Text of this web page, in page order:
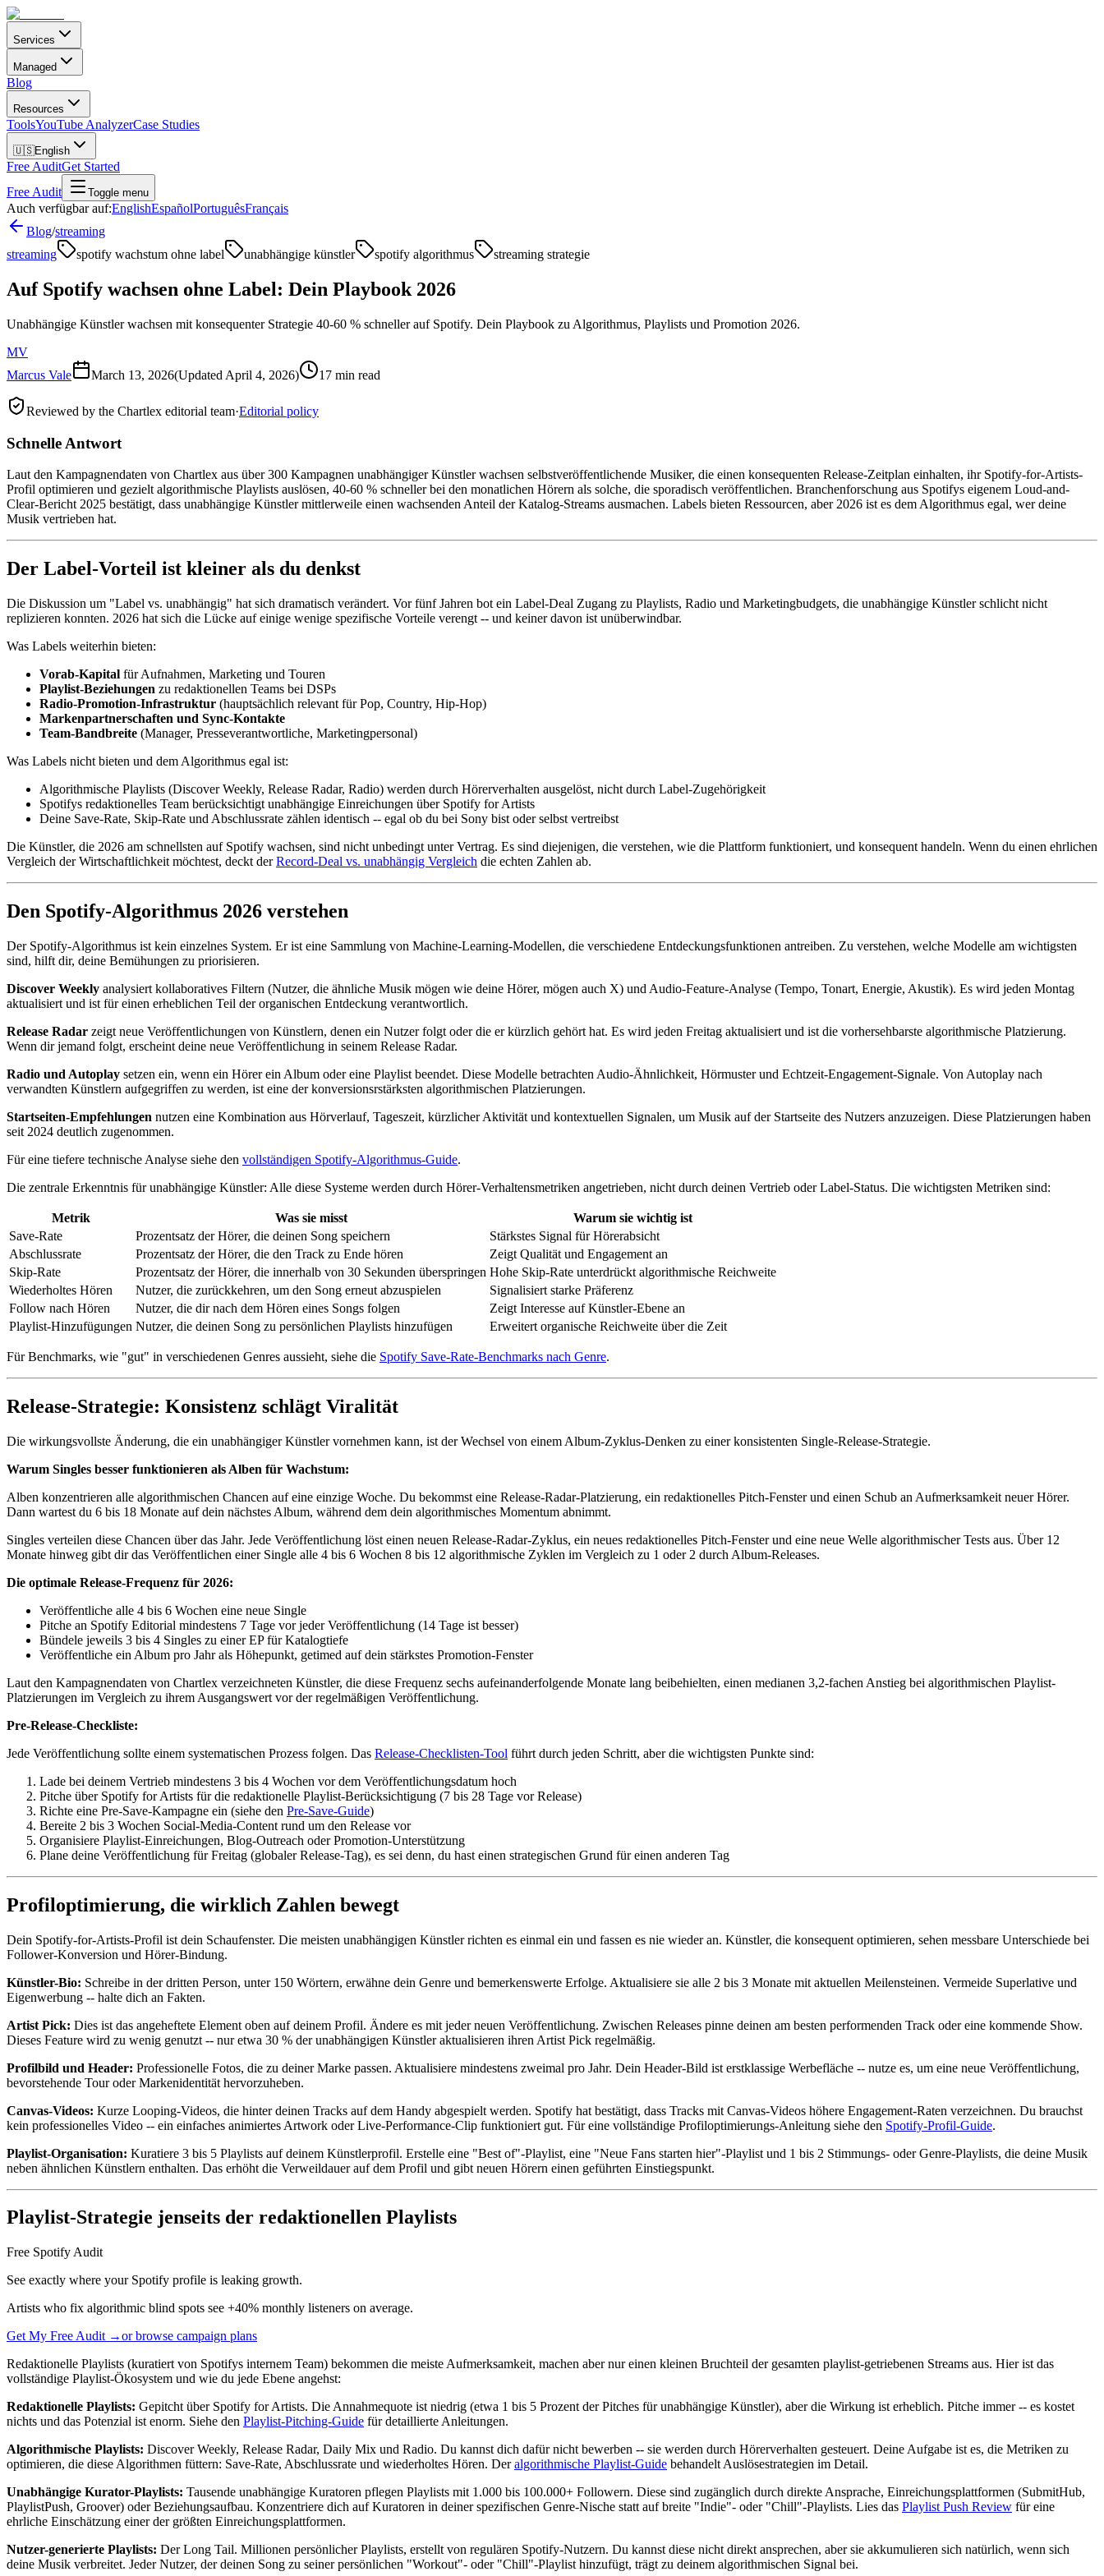
Services
Managed
Blog
Resources
ToolsYouTube AnalyzerCase Studies
🇺🇸English
Free AuditGet Started
Free Audit
Toggle menu
Auch verfügbar auf:EnglishEspañolPortuguêsFrançais
Blog/streaming
streaming
spotify wachstum ohne label unabhängige künstler spotify algorithmus streaming strategie
Auf Spotify wachsen ohne Label: Dein Playbook 2026
Unabhängige Künstler wachsen mit konsequenter Strategie 40-60 % schneller auf Spotify. Dein Playbook zu Algorithmus, Playlists und Promotion 2026.
MV
Marcus Vale
March 13, 2026(Updated April 4, 2026) 17 min read
Reviewed by the Chartlex editorial team·Editorial policy
Schnelle Antwort
Laut den Kampagnendaten von Chartlex aus über 300 Kampagnen unabhängiger Künstler wachsen selbstveröffentlichende Musiker, die einen konsequenten Release-Zeitplan einhalten, ihr Spotify-for-Artists-
Profil optimieren und gezielt algorithmische Playlists auslösen, 40-60 % schneller bei den monatlichen Hörern als solche, die sporadisch veröffentlichen. Branchenforschung aus Spotifys eigenem Loud-and-
Clear-Bericht 2025 bestätigt, dass unabhängige Künstler mittlerweile einen wachsenden Anteil der Katalog-Streams ausmachen. Labels bieten Ressourcen, aber 2026 ist es dem Algorithmus egal, wer deine
Musik vertrieben hat.
Der Label-Vorteil ist kleiner als du denkst
Die Diskussion um "Label vs. unabhängig" hat sich dramatisch verändert. Vor fünf Jahren bot ein Label-Deal Zugang zu Playlists, Radio und Marketingbudgets, die unabhängige Künstler schlicht nicht
replizieren konnten. 2026 hat sich die Lücke auf einige wenige spezifische Vorteile verengt -- und keiner davon ist unüberwindbar.
Was Labels weiterhin bieten:
Vorab-Kapital für Aufnahmen, Marketing und Touren
Playlist-Beziehungen zu redaktionellen Teams bei DSPs
Radio-Promotion-Infrastruktur (hauptsächlich relevant für Pop, Country, Hip-Hop)
Markenpartnerschaften und Sync-Kontakte
Team-Bandbreite (Manager, Presseverantwortliche, Marketingpersonal)
Was Labels nicht bieten und dem Algorithmus egal ist:
Algorithmische Playlists (Discover Weekly, Release Radar, Radio) werden durch Hörerverhalten ausgelöst, nicht durch Label-Zugehörigkeit
Spotifys redaktionelles Team berücksichtigt unabhängige Einreichungen über Spotify for Artists
Deine Save-Rate, Skip-Rate und Abschlussrate zählen identisch -- egal ob du bei Sony bist oder selbst vertreibst
Die Künstler, die 2026 am schnellsten auf Spotify wachsen, sind nicht unbedingt unter Vertrag. Es sind diejenigen, die verstehen, wie die Plattform funktioniert, und konsequent handeln. Wenn du einen ehrlichen
Vergleich der Wirtschaftlichkeit möchtest, deckt derRecord-Deal vs. unabhängig Vergleich die echten Zahlen ab.
Den Spotify-Algorithmus 2026 verstehen
Der Spotify-Algorithmus ist kein einzelnes System. Er ist eine Sammlung von Machine-Learning-Modellen, die verschiedene Entdeckungsfunktionen antreiben. Zu verstehen, welche Modelle am wichtigsten
sind, hilft dir, deine Bemühungen zu priorisieren.
Discover Weekly analysiert kollaboratives Filtern (Nutzer, die ähnliche Musik mögen wie deine Hörer, mögen auch X) und Audio-Feature-Analyse (Tempo, Tonart, Energie, Akustik). Es wird jeden Montag
aktualisiert und ist für einen erheblichen Teil der organischen Entdeckung verantwortlich.
Release Radar zeigt neue Veröffentlichungen von Künstlern, denen ein Nutzer folgt oder die er kürzlich gehört hat. Es wird jeden Freitag aktualisiert und ist die vorhersehbarste algorithmische Platzierung.
Wenn dir jemand folgt, erscheint deine neue Veröffentlichung in seinem Release Radar.
Radio und Autoplay setzen ein, wenn ein Hörer ein Album oder eine Playlist beendet. Diese Modelle betrachten Audio-Ähnlichkeit, Hörmuster und Echtzeit-Engagement-Signale. Von Autoplay nach
verwandten Künstlern aufgegriffen zu werden, ist eine der konversionsrstärksten algorithmischen Platzierungen.
Startseiten-Empfehlungen nutzen eine Kombination aus Hörverlauf, Tageszeit, kürzlicher Aktivität und kontextuellen Signalen, um Musik auf der Startseite des Nutzers anzuzeigen. Diese Platzierungen haben
seit 2024 deutlich zugenommen.
Für eine tiefere technische Analyse siehe den vollständigen Spotify-Algorithmus-Guide.
Die zentrale Erkenntnis für unabhängige Künstler: Alle diese Systeme werden durch Hörer-Verhaltensmetriken angetrieben, nicht durch deinen Vertrieb oder Label-Status. Die wichtigsten Metriken sind:
Metrik Was sie misst
Warum sie wichtig ist
Save-Rate
Prozentsatz der Hörer, die deinen Song speichern
Stärkstes Signal für Hörerabsicht
Abschlussrate
Prozentsatz der Hörer, die den Track zu Ende hören
Zeigt Qualität und Engagement an
Skip-Rate
Prozentsatz der Hörer, die innerhalb von 30 Sekunden überspringen Hohe Skip-Rate unterdrückt algorithmische Reichweite
Wiederholtes Hören
Nutzer, die zurückkehren, um den Song erneut abzuspielen
Signalisiert starke Präferenz
Follow nach Hören
Nutzer, die dir nach dem Hören eines Songs folgen
Zeigt Interesse auf Künstler-Ebene an
Playlist-Hinzufügungen Nutzer, die deinen Song zu persönlichen Playlists hinzufügen Erweitert organische Reichweite über die Zeit
Für Benchmarks, wie "gut" in verschiedenen Genres aussieht, siehe die Spotify Save-Rate-Benchmarks nach Genre.
Release-Strategie: Konsistenz schlägt Viralität
Die wirkungsvollste Änderung, die ein unabhängiger Künstler vornehmen kann, ist der Wechsel von einem Album-Zyklus-Denken zu einer konsistenten Single-Release-Strategie.
Warum Singles besser funktionieren als Alben für Wachstum:
Alben konzentrieren alle algorithmischen Chancen auf eine einzige Woche. Du bekommst eine Release-Radar-Platzierung, ein redaktionelles Pitch-Fenster und einen Schub an Aufmerksamkeit neuer Hörer.
Dann wartest du 6 bis 18 Monate auf dein nächstes Album, während dem dein algorithmisches Momentum abnimmt.
Singles verteilen diese Chancen über das Jahr. Jede Veröffentlichung löst einen neuen Release-Radar-Zyklus, ein neues redaktionelles Pitch-Fenster und eine neue Welle algorithmischer Tests aus. Über 12
Monate hinweg gibt dir das Veröffentlichen einer Single alle 4 bis 6 Wochen 8 bis 12 algorithmische Zyklen im Vergleich zu 1 oder 2 durch Album-Releases.
Die optimale Release-Frequenz für 2026:
Veröffentliche alle 4 bis 6 Wochen eine neue Single
Pitche an Spotify Editorial mindestens 7 Tage vor jeder Veröffentlichung (14 Tage ist besser)
Bündele jeweils 3 bis 4 Singles zu einer EP für Katalogtiefe
Veröffentliche ein Album pro Jahr als Höhepunkt, getimed auf dein stärkstes Promotion-Fenster
Laut den Kampagnendaten von Chartlex verzeichneten Künstler, die diese Frequenz sechs aufeinanderfolgende Monate lang beibehielten, einen medianen 3,2-fachen Anstieg bei algorithmischen Playlist-
Platzierungen im Vergleich zu ihrem Ausgangswert vor der regelmäßigen Veröffentlichung.
Pre-Release-Checkliste:
Jede Veröffentlichung sollte einem systematischen Prozess folgen. Das Release-Checklisten-Tool führt durch jeden Schritt, aber die wichtigsten Punkte sind:
Lade bei deinem Vertrieb mindestens 3 bis 4 Wochen vor dem Veröffentlichungsdatum hoch
Pitche über Spotify for Artists für die redaktionelle Playlist-Berücksichtigung (7 bis 28 Tage vor Release)
Richte eine Pre-Save-Kampagne ein (siehe den Pre-Save-Guide)
Bereite 2 bis 3 Wochen Social-Media-Content rund um den Release vor
Organisiere Playlist-Einreichungen, Blog-Outreach oder Promotion-Unterstützung
Plane deine Veröffentlichung für Freitag (globaler Release-Tag), es sei denn, du hast einen strategischen Grund für einen anderen Tag
Profiloptimierung, die wirklich Zahlen bewegt
Dein Spotify-for-Artists-Profil ist dein Schaufenster. Die meisten unabhängigen Künstler richten es einmal ein und fassen es nie wieder an. Künstler, die konsequent optimieren, sehen messbare Unterschiede bei
Follower-Konversion und Hörer-Bindung.
Künstler-Bio: Schreibe in der dritten Person, unter 150 Wörtern, erwähne dein Genre und bemerkenswerte Erfolge. Aktualisiere sie alle 2 bis 3 Monate mit aktuellen Meilensteinen. Vermeide Superlative und
Eigenwerbung -- halte dich an Fakten.
Artist Pick: Dies ist das angeheftete Element oben auf deinem Profil. Ändere es mit jeder neuen Veröffentlichung. Zwischen Releases pinne deinen am besten performenden Track oder eine kommende Show.
Dieses Feature wird zu wenig genutzt -- nur etwa 30 % der unabhängigen Künstler aktualisieren ihren Artist Pick regelmäßig.
Profilbild und Header: Professionelle Fotos, die zu deiner Marke passen. Aktualisiere mindestens zweimal pro Jahr. Dein Header-Bild ist erstklassige Werbefläche -- nutze es, um eine neue Veröffentlichung,
bevorstehende Tour oder Markenidentität hervorzuheben.
Canvas-Videos: Kurze Looping-Videos, die hinter deinen Tracks auf dem Handy abgespielt werden. Spotify hat bestätigt, dass Tracks mit Canvas-Videos höhere Engagement-Raten verzeichnen. Du brauchst
kein professionelles Video -- ein einfaches animiertes Artwork oder Live-Performance-Clip funktioniert gut. Für eine vollständige Profiloptimierungs-Anleitung siehe den Spotify-Profil-Guide.
Playlist-Organisation: Kuratiere 3 bis 5 Playlists auf deinem Künstlerprofil. Erstelle eine "Best of"-Playlist, eine "Neue Fans starten hier"-Playlist und 1 bis 2 Stimmungs- oder Genre-Playlists, die deine Musik
neben ähnlichen Künstlern enthalten. Das erhöht die Verweildauer auf dem Profil und gibt neuen Hörern einen geführten Einstiegspunkt.
Playlist-Strategie jenseits der redaktionellen Playlists
Free Spotify Audit
See exactly where your Spotify profile is leaking growth.
Artists who fix algorithmic blind spots see +40% monthly listeners on average.
Get My Free Audit →or browse campaign plans
Redaktionelle Playlists (kuratiert von Spotifys internem Team) bekommen die meiste Aufmerksamkeit, machen aber nur einen kleinen Bruchteil der gesamten playlist-getriebenen Streams aus. Hier ist das
vollständige Playlist-Ökosystem und wie du jede Ebene angehst:
Redaktionelle Playlists: Gepitcht über Spotify for Artists. Die Annahmequote ist niedrig (etwa 1 bis 5 Prozent der Pitches für unabhängige Künstler), aber die Wirkung ist erheblich. Pitche immer -- es kostet
nichts und das Potenzial ist enorm. Siehe den Playlist-Pitching-Guide für detaillierte Anleitungen.
Algorithmische Playlists: Discover Weekly, Release Radar, Daily Mix und Radio. Du kannst dich dafür nicht bewerben -- sie werden durch Hörerverhalten gesteuert. Deine Aufgabe ist es, die Metriken zu
optimieren, die diese Algorithmen füttern: Save-Rate, Abschlussrate und wiederholtes Hören. Deralgorithmische Playlist-Guide behandelt Auslösestrategien im Detail.
Unabhängige Kurator-Playlists: Tausende unabhängige Kuratoren pflegen Playlists mit 1.000 bis 100.000+ Followern. Diese sind zugänglich durch direkte Ansprache, Einreichungsplattformen (SubmitHub,
PlaylistPush, Groover) oder Beziehungsaufbau. Konzentriere dich auf Kuratoren in deiner spezifischen Genre-Nische statt auf breite "Indie"- oder "Chill"-Playlists. Lies das Playlist Push Review für eine
ehrliche Einschätzung einer der größten Einreichungsplattformen.
Nutzer-generierte Playlists: Der Long Tail. Millionen persönlicher Playlists, erstellt von regulären Spotify-Nutzern. Du kannst diese nicht direkt ansprechen, aber sie akkumulieren sich natürlich, wenn sich
deine Musik verbreitet. Jeder Nutzer, der deinen Song zu seiner persönlichen "Workout"- oder "Chill"-Playlist hinzufügt, trägt zu deinem algorithmischen Signal bei.